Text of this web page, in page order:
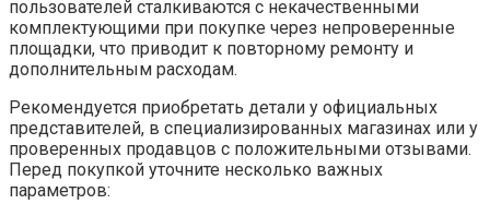
пользователей сталкиваются с некачественными
комплектующими при покупке через непроверенные
площадки, что приводит к повторному ремонту и
дополнительным расходам.
Рекомендуется приобретать детали у официальных
представителей, в специализированных магазинах или у
проверенных продавцов с положительными отзывами.
Перед покупкой уточните несколько важных
параметров: